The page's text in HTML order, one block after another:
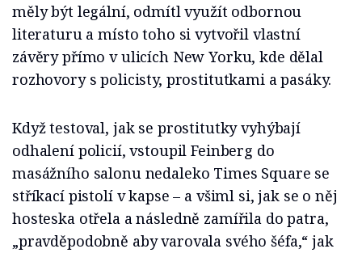
měly být legální, odmítl využít odbornou
literaturu a místo toho si vytvořil vlastní
závěry přímo v ulicích New Yorku, kde dělal
rozhovory s policisty, prostitutkami a pasáky.
Když testoval, jak se prostitutky vyhýbají
odhalení policií, vstoupil Feinberg do
masážního salonu nedaleko Times Square se
stříkací pistolí v kapse – a všiml si, jak se o něj
hosteska otřela a následně zamířila do patra,
„pravděpodobně aby varovala svého šéfa,“ jak